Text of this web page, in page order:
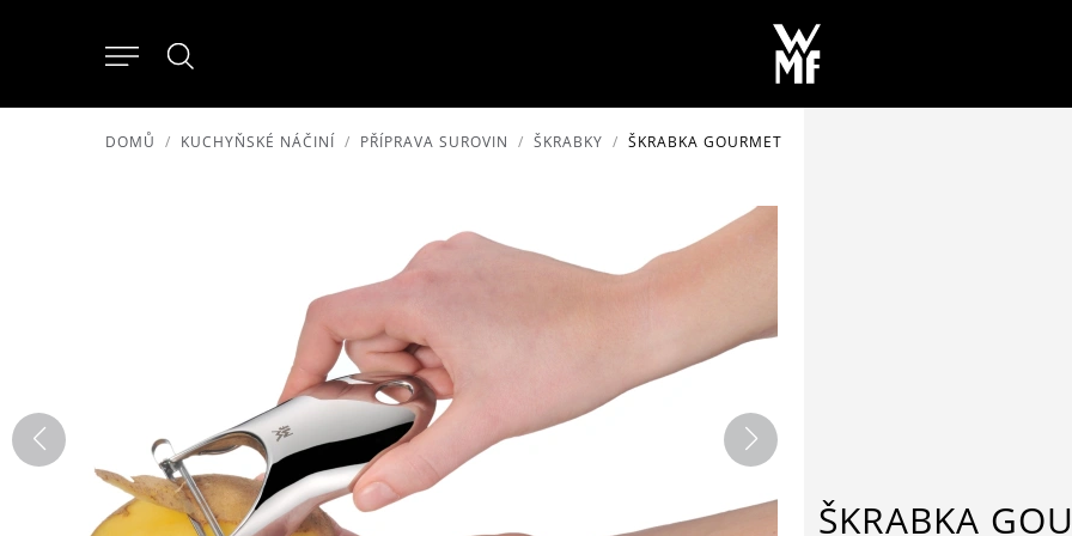
DOMŮ KUCHYŇSKÉ NÁČINÍ PŘÍPRAVA SUROVIN ŠKRABKY ŠKRABKA GOURMET
ŠKRABKA